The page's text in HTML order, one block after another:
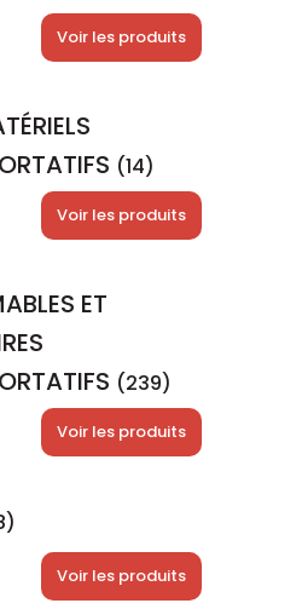
Voir les produits
(14)
Voir les produits
ET
(239)
Voir les produits
Voir les produits